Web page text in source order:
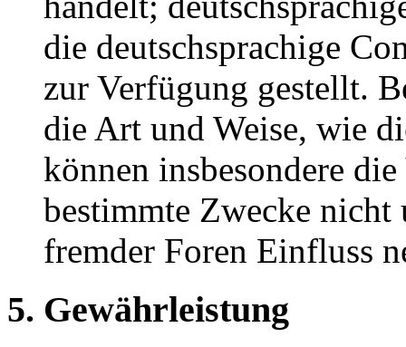
die deutschsprachige
zur Verfügung gestellt.
die Art und Weise, wie
können insbesondere
bestimmte Zwecke nicht
fremder Foren Einfluss
5. Gewährleistung